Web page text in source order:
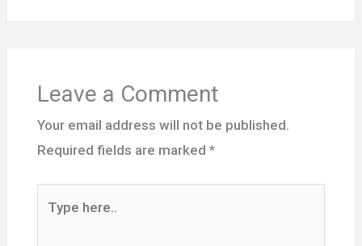
Leave a Comment
Your email address will not be published.
Required fields are marked *
here..